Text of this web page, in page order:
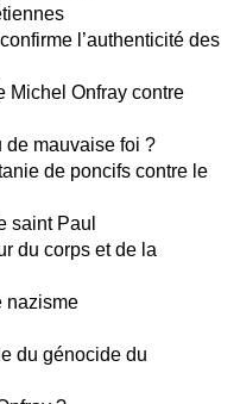
l’authenticité des
Michel Onfray contre
de mauvaise foi ?
de poncifs contre le
saint Paul
du corps et de la
nazisme
du génocide du